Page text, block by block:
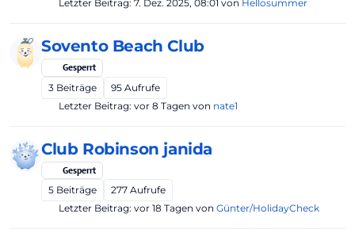
Letzter Beitrag: 7. Dez. 2025, 08:01 von Hellosummer
Sovento Beach Club
Gesperrt
3 Beiträge 95 Aufrufe
Letzter Beitrag: vor 8 Tagen von nate1
Club Robinson janida
Gesperrt
5 Beiträge 277 Aufrufe
Letzter Beitrag: vor 18 Tagen von Günter/HolidayCheck